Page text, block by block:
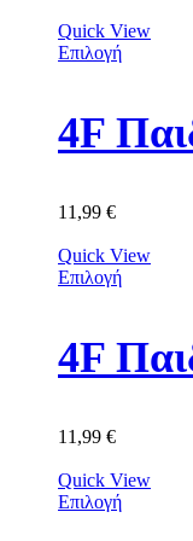
Quick View
Επιλογή
11,99 €
Quick View
Επιλογή
4F
11,99 €
Quick View
Επιλογή